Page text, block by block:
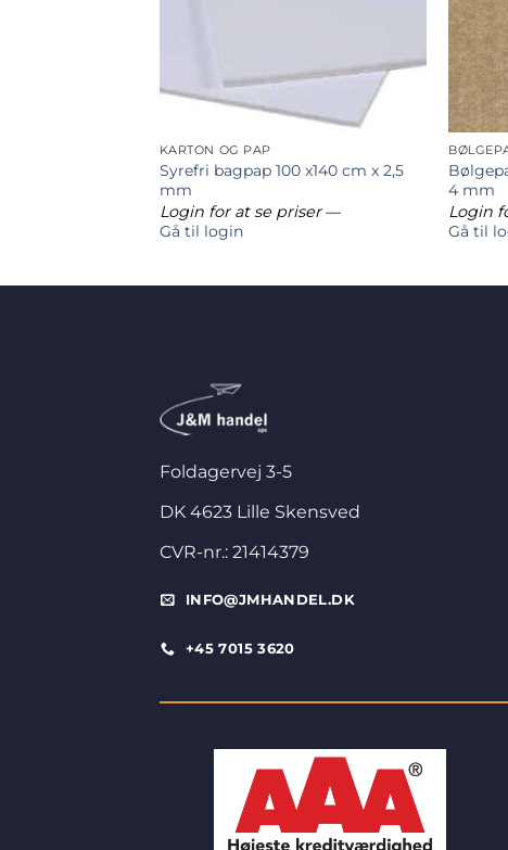
KARTON OG PAP
Syrefri bagpap 100 x140 cm x 2,5
mm
Login for at se priser—
Gå til login
4 mm
Login
Gå til
Foldagervej 3-5
DK 4623 Lille Skensved
CVR-nr.: 21414379
INFO@JMHANDEL.DK
+45 7015 3620